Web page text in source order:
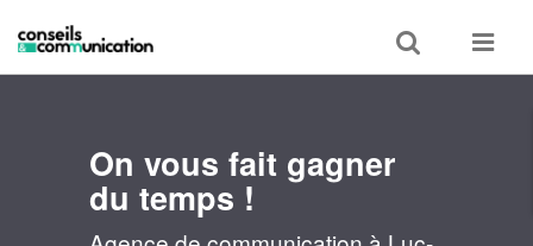
Toggle
search
Toggle
On vous fait gagner
du temps !